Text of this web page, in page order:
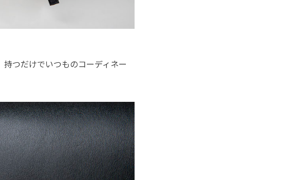
つだけでいつものコーディネー